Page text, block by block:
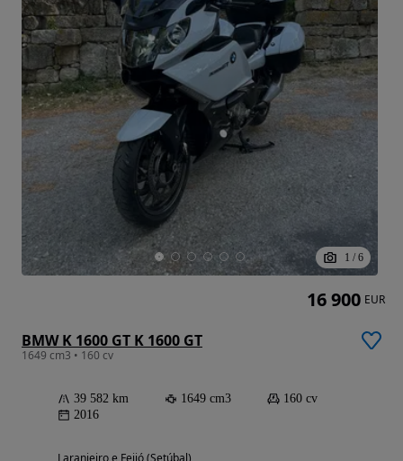
1 / 6
BMW K 1600 GT K 1600 GT
1649 cm3 • 160 cv
39 582 km 1649 cm3
160 cv
2016
Laranjeiro e Feijó (Setúbal)
16 900 EUR